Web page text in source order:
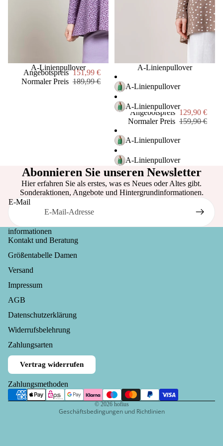
Dori
s &
Dud
e
Stadt
Gry
&
Livi
ngly
Mep
A-Linienpullover
Angebotspreis 151,99 €
Normaler Preis 189,99 €
A-Linienpullover
A-Linienpullover
A-Linienpullover
Angebotspreis 129,90 €
Normaler Preis 159,90 €
A-Linienpullover
A-Linienpullover
Abonnieren Sie unseren Newsletter
Hier erfahren Sie als erstes, was es Neues oder Altes gibt.
Sonderaktionen, Angebote und Hintergrundinformationen.
E-Mail
informationen
Kontakt und Beratung
Größentabelle Damen
Versand
Impressum
AGB
Datenschutzerklärung
Widerrufsbelehrung
Zahlungsarten
Vertrag widerrufen
Zahlungsmethoden
© 2026 hofius
Geschäftsbedingungen und Richtlinien
Versand
Impressum
Kontaktinformationen